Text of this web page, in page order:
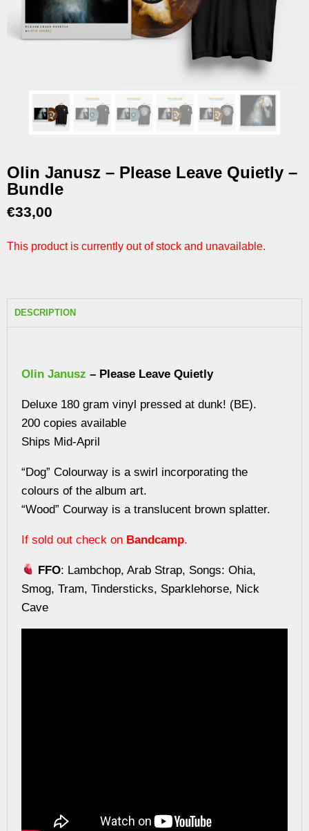
Olin Janusz – Please Leave Quietly –
Bundle
€33,00
This product is currently out of stock and unavailable.
DESCRIPTION
Olin Janusz – Please Leave Quietly
Deluxe 180 gram vinyl pressed at dunk! (BE).
200 copies available
Ships Mid-April
“Dog” Colourway is a swirl incorporating the
colours of the album art.
“Wood” Courway is a translucent brown splatter.
If sold out check on Bandcamp.
FFO: Lambchop, Arab Strap, Songs: Ohia,
Smog, Tram, Tindersticks, Sparklehorse, Nick
Cave